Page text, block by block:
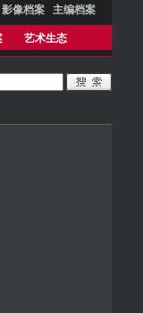
影像档案 主编档案
艺术生态